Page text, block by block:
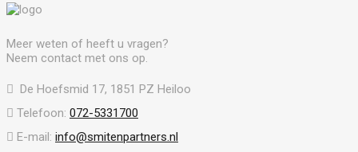
Meer weten of heeft u vragen?
Neem contact met ons op.
De Hoefsmid 17, 1851 PZ Heiloo
Telefoon: 072-5331700
E-mail: info@smitenpartners.nl